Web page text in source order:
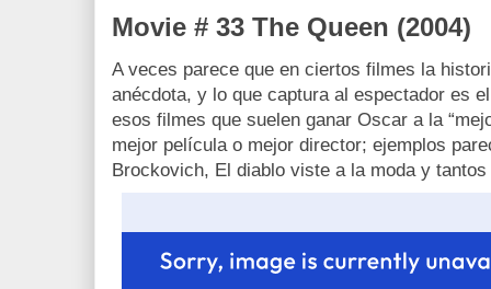
Movie # 33 The Queen (2004)
A veces parece que en ciertos filmes la
anécdota, y lo que captura al espectador es
esos filmes que suelen ganar Oscar a la
mejor película o mejor director; ejemplos
Brockovich, El diablo viste a la moda y